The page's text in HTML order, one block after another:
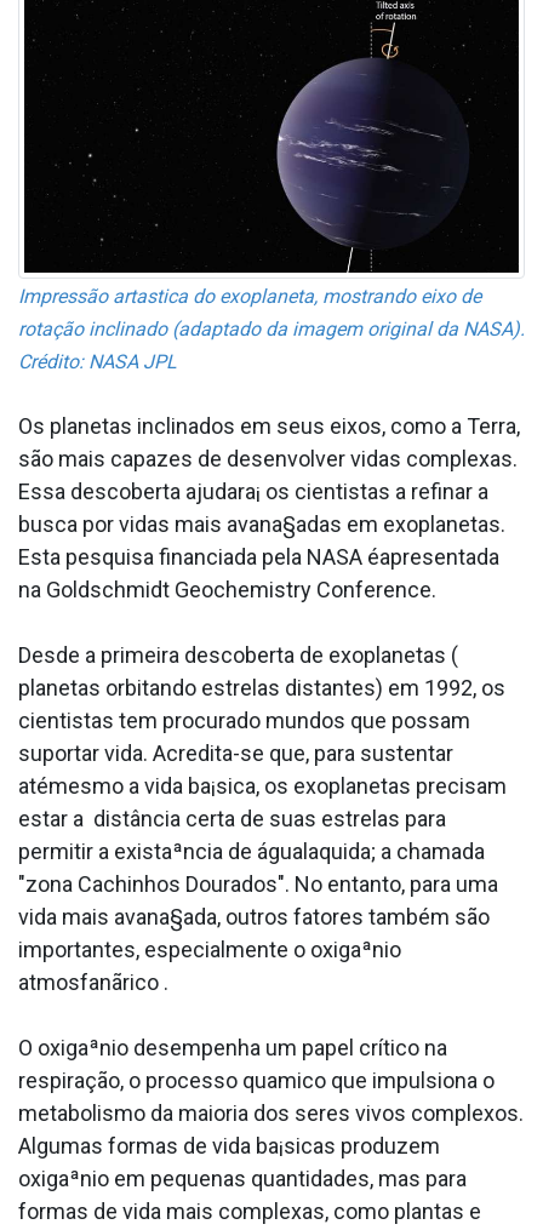
Impressão arta­stica do exoplaneta, mostrando eixo de
rotação inclinado (adaptado da imagem original da NASA).
Crédito: NASA JPL
Os planetas inclinados em seus eixos, como a Terra,
são mais capazes de desenvolver vidas complexas.
Essa descoberta ajudara¡ os cientistas a refinar a
busca por vidas mais avana§adas em exoplanetas.
Esta pesquisa financiada pela NASA éapresentada
na Goldschmidt Geochemistry Conference.
Desde a primeira descoberta de exoplanetas (
planetas orbitando estrelas distantes) em 1992, os
cientistas tem procurado mundos que possam
suportar vida. Acredita-se que, para sustentar
atémesmo a vida ba¡sica, os exoplanetas precisam
estar a distância certa de suas estrelas para
permitir a existaªncia de águala­quida; a chamada
"zona Cachinhos Dourados". No entanto, para uma
vida mais avana§ada, outros fatores também são
importantes, especialmente o oxigaªnio
atmosfanãrico .
O oxigaªnio desempenha um papel crítico na
respiração, o processo qua­mico que impulsiona o
metabolismo da maioria dos seres vivos complexos.
Algumas formas de vida ba¡sicas produzem
oxigaªnio em pequenas quantidades, mas para
formas de vida mais complexas, como plantas e